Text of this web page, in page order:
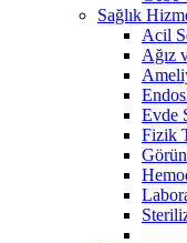
Sağlık
Acil
Ağız
Evde
Fizik